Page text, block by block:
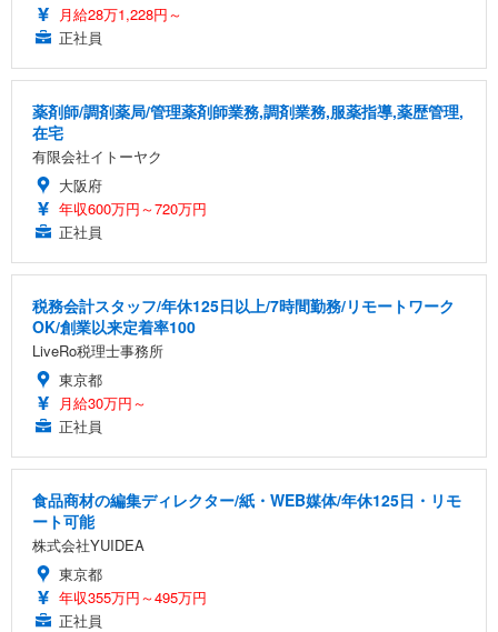
月給28万1,228円～
正社員
薬剤師/調剤薬局/管理薬剤師業務,調剤業務,服薬指導,薬歴管理,
在宅
有限会社イトーヤク
大阪府
年収600万円～720万円
正社員
税務会計スタッフ/年休125日以上/7時間勤務/リモートワーク
OK/創業以来定着率100
LiveRo税理士事務所
東京都
月給30万円～
正社員
食品商材の編集ディレクター/紙・WEB媒体/年休125日・リモ
ート可能
株式会社YUIDEA
東京都
年収355万円～495万円
正社員